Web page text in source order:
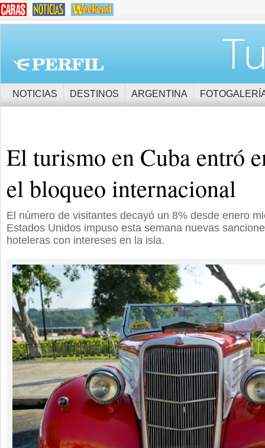
NOTICIAS DESTINOS ARGENTINA
El turismo en Cuba entró
el bloqueo internacional
El número de visitantes decayó un 8% desde enero
Estados Unidos impuso esta semana nuevas
hoteleras con intereses en la isla.